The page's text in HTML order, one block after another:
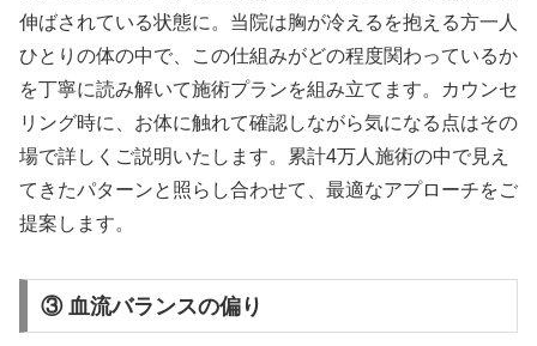
伸ばされている状態に。当院は胸が冷えるを抱える方一人
ひとりの体の中で、この仕組みがどの程度関わっているか
を丁寧に読み解いて施術プランを組み立てます。カウンセ
リング時に、お体に触れて確認しながら気になる点はその
場で詳しくご説明いたします。累計4万人施術の中で見え
てきたパターンと照らし合わせて、最適なアプローチをご
提案します。
③ 血流バランスの偏り